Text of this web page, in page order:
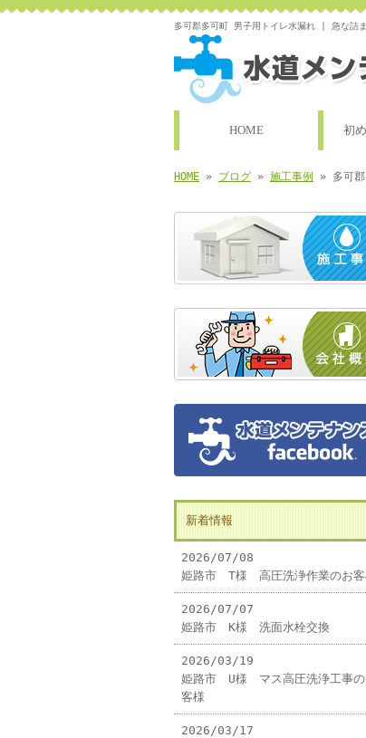
多可郡多可町 男子用トイレ水漏れ | 急な詰
HOME 初
HOME » ブログ » 施工事例 » 多可郡
新着情報
2026/07/08
姫路市 T様 高圧洗浄作業のお客
2026/07/07
姫路市 K様 洗面水栓交換
2026/03/19
姫路市 U様 マス高圧洗浄工事の
客様
2026/03/17